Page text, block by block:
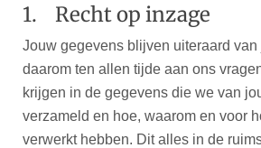
1. Recht op inzage
Jouw gegevens blijven uiteraard van
daarom ten allen tijde aan ons
krijgen in de gegevens die we van
verzameld en hoe, waarom en voor
verwerkt hebben. Dit alles in de